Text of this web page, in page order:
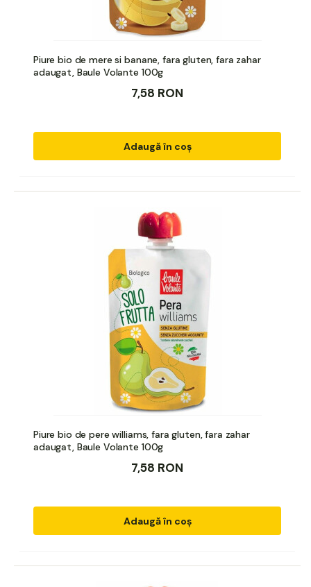
Piure bio de mere si banane, fara gluten, fara zahar
adaugat, Baule Volante 100g
7,58 RON
Adaugă în coș
Piure bio de pere williams, fara gluten, fara zahar
adaugat, Baule Volante 100g
7,58 RON
Adaugă în coș